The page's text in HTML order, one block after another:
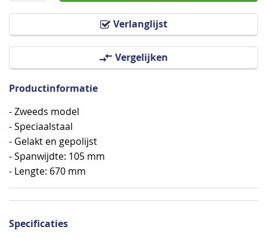
Verlanglijst
Vergelijken
van
Productinformatie
- Zweeds model
- Speciaalstaal
- Gelakt en gepolijst
- Spanwijdte: 105 mm
- Lengte: 670 mm
Specificaties